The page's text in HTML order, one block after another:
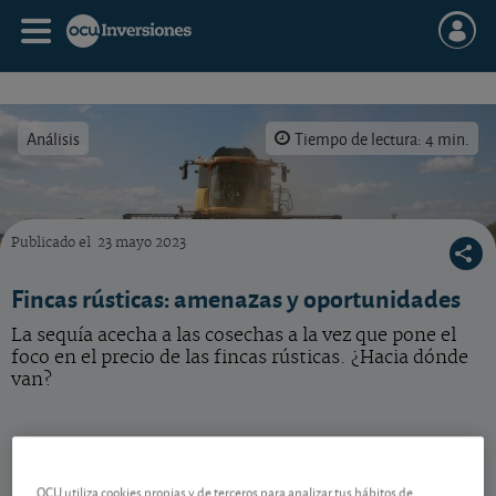
Análisis Tiempo de lectura: 4 min.
Publicado el 23 mayo 2023
Fincas rústicas: amenazas y oportunidades
La sequía acecha a las cosechas a la vez que pone el
foco en el precio de las fincas rústicas. ¿Hacia dónde
van?
Un interés creciente
Con un mercado inmobiliario agitado donde la
OCU utiliza cookies propias y de terceros para analizar tus hábitos de